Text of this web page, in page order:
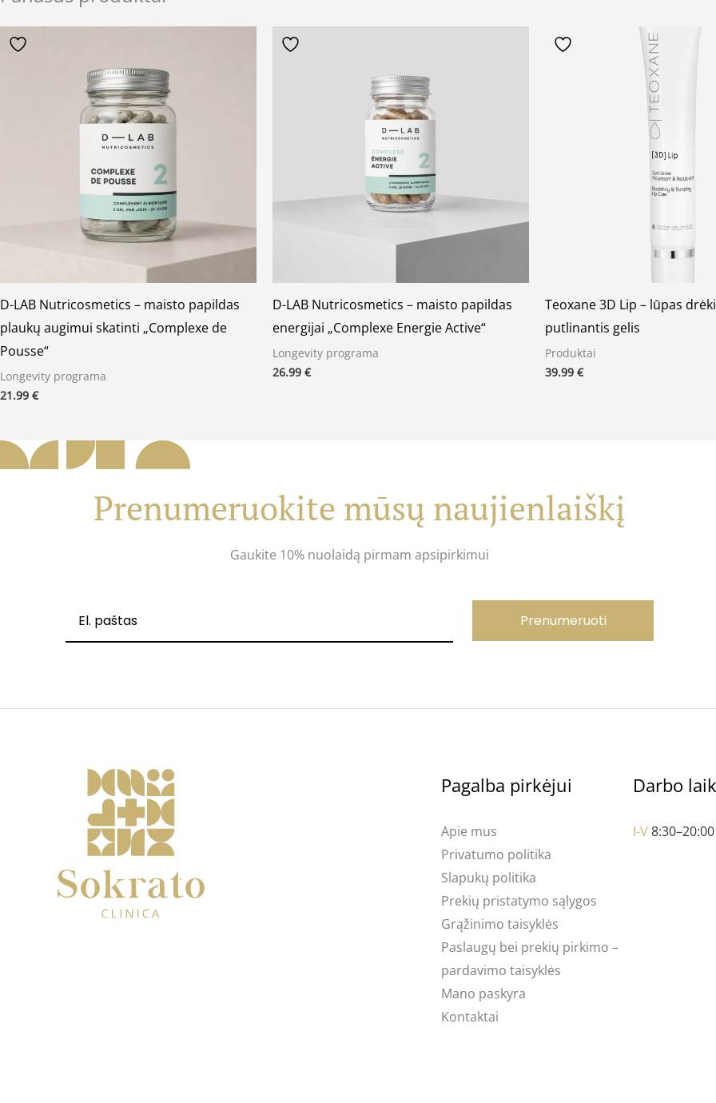
D-LAB Nutricosmetics – maisto papildas
plaukų augimui skatinti „Complexe de
Pousse“
Longevity programa
21.99 €
D-LAB Nutricosmetics – maisto papildas
energijai „Complexe Energie Active“
Longevity programa
26.99 €
Teoxane 3D Lip – lūpas
putlinantis gelis
Produktai
39.99 €
Prenumeruokite mūsų naujienlaiškį
Gaukite 10% nuolaidą pirmam apsipirkimui
Prenumeruoti
Pagalba pirkėjui
Apie mus
Privatumo politika
Slapukų politika
Prekių pristatymo sąlygos
Grąžinimo taisyklės
Paslaugų bei prekių pirkimo –
pardavimo taisyklės
Mano paskyra
Kontaktai
Darbo
I-V8:30–20:00